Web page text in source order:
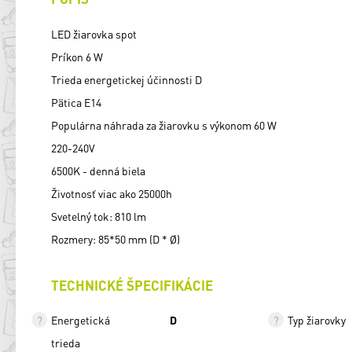
LED žiarovka spot
Príkon 6 W
Trieda energetickej účinnosti D
Pätica E14
Populárna náhrada za žiarovku s výkonom 60 W
220-240V
6500K - denná biela
Životnosť viac ako 25000h
Svetelný tok: 810 lm
Rozmery: 85*50 mm (D * Ø)
TECHNICKÉ ŠPECIFIKÁCIE
Energetická
trieda
D Typ žiarovky